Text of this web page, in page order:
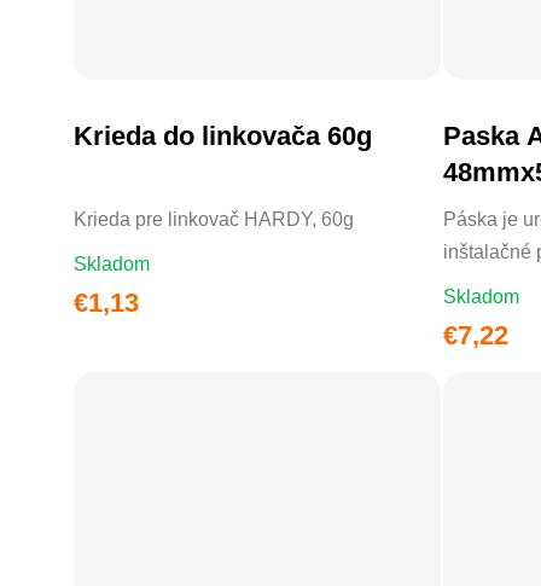
Krieda do linkovača 60g
Krieda pre linkovač HARDY, 60g
Skladom
€1,13
DO KOŠÍKA
Paska
Páska je
inštalačné
Skladom
€7,22